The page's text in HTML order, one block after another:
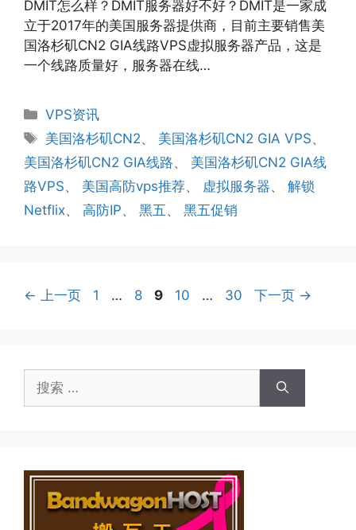
DMIT怎么样？DMIT服务器好不好？DMIT是一家成
立于2017年的美国服务器提供商，目前主要销售美
国洛杉矶CN2 GIA线路VPS虚拟服务器产品，这是
一个线路质量好，服务器在线…
分
类
VPS资讯
标
签
美国洛杉矶CN2、 美国洛杉矶CN2 GIA VPS、
美国洛杉矶CN2 GIA线路、 美国洛杉矶CN2 GIA线
路VPS、 美国高防vps推荐、 虚拟服务器、 解锁
Netflix、 高防IP、 黑五、 黑五促销
← 上一页
页
1 …
页
8
页
9
页
10 …
页
30 下一页 →
索：